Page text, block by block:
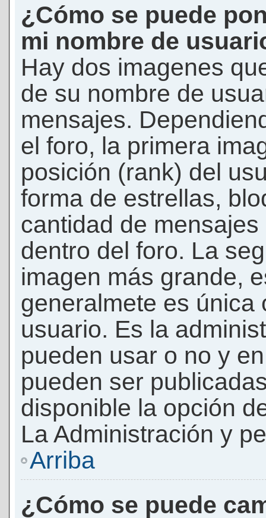
¿Cómo se puede
mi nombre de
Hay dos imagenes
de su nombre de
mensajes.
el foro, la primera
posición (rank) del
forma de estrellas,
cantidad de
dentro del foro. La
imagen más grande,
generalmete es única
usuario. Es la
pueden usar o no y
pueden ser
disponible la opción
La Administración y
Arriba
¿Cómo se puede